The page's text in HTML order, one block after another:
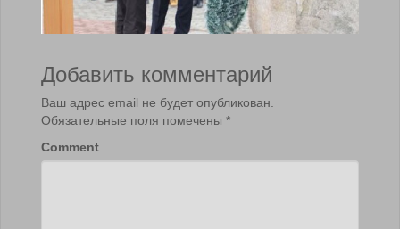
Добавить комментарий
Ваш адрес email не будет опубликован.
Обязательные поля помечены *
Comment